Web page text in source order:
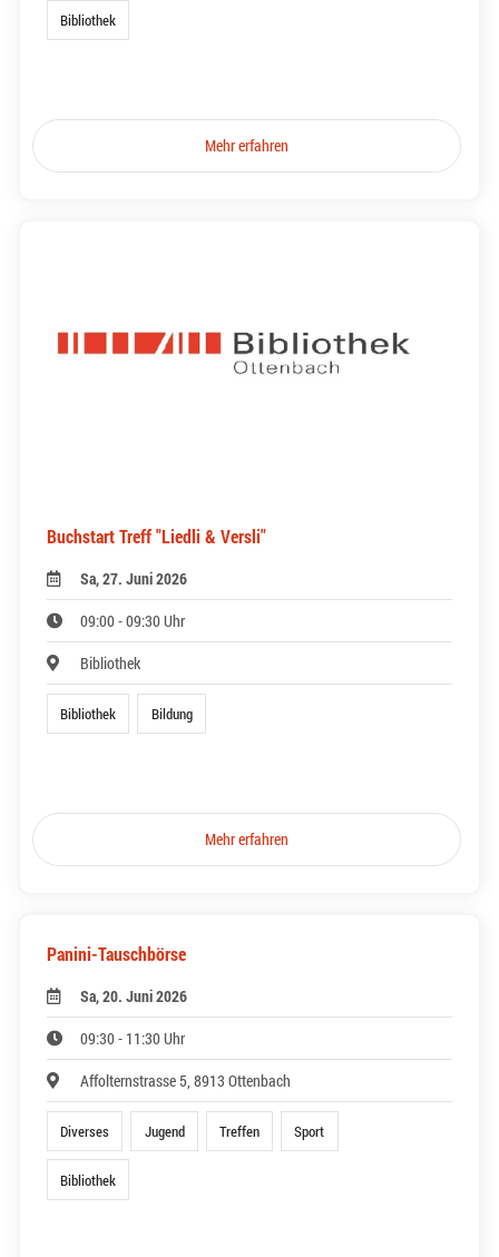
Bibliothek
Mehr erfahren
Buchstart Treff "Liedli & Versli"
Sa, 27. Juni 2026
09:00 - 09:30 Uhr
Bibliothek
Bibliothek Bildung
Mehr erfahren
Panini-Tauschbörse
Sa, 20. Juni 2026
09:30 - 11:30 Uhr
Affolternstrasse 5, 8913 Ottenbach
Diverses Jugend Treffen Sport
Bibliothek